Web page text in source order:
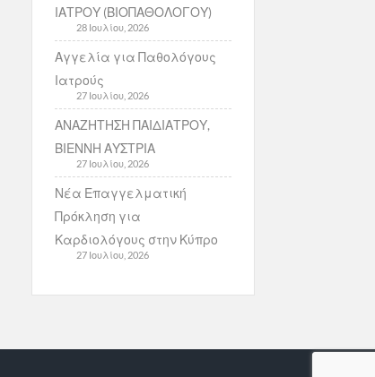
ΙΑΤΡΟΥ (ΒΙΟΠΑΘΟΛΟΓΟΥ)
28 Ιουλίου, 2026
Αγγελία για Παθολόγους
Ιατρούς
27 Ιουλίου, 2026
ΑΝΑΖΗΤΗΣΗ ΠΑΙΔΙΑΤΡΟΥ,
ΒΙΕΝΝΗ ΑΥΣΤΡΙΑ
27 Ιουλίου, 2026
Νέα Επαγγελματική
Πρόκληση για
Καρδιολόγους στην Κύπρο
27 Ιουλίου, 2026